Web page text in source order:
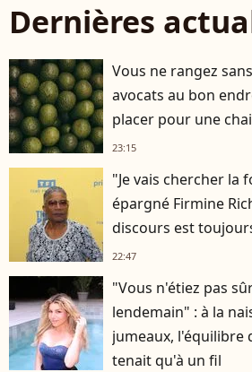
Dernières
Vous ne rangez
avocats au bon
placer pour une
23:15
"Je vais chercher la
épargné Firmine
discours est
22:47
"Vous n'étiez pas
lendemain" : à la
jumeaux, l'équilibre
tenait qu'à un fil